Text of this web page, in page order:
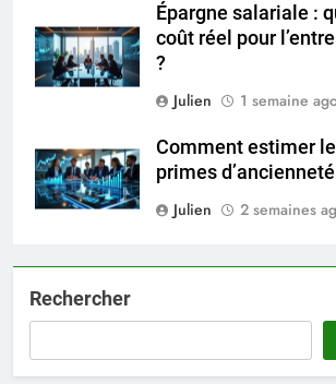
Épargne salariale :
coût réel pour
?
Julien
1 semaine
Comment estimer
primes
Julien
2 semaines
Rechercher